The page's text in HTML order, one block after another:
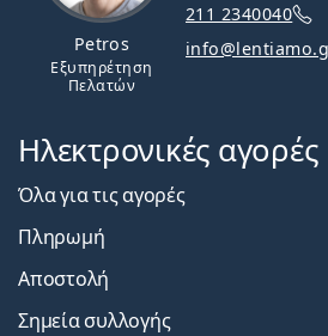
Petros
Εξυπηρέτηση
Πελατών
211 2340040
Ηλεκτρονικές αγορές
Όλα για τις αγορές
Πληρωμή
Αποστολή
Σημεία συλλογής